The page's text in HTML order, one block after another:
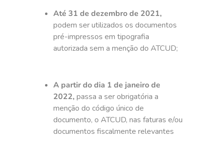
Até 31 de dezembro de 2021,
podem ser utilizados os documentos
pré-impressos em tipografia
autorizada sem a menção do ATCUD;
A partir do dia 1 de janeiro de
2022,passa a ser obrigatória a
menção do código único de
documento, o ATCUD, nas faturas e/ou
documentos fiscalmente relevantes